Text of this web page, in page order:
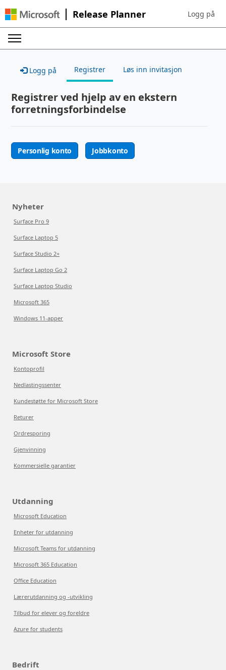
Release Planner Sign in to
Logg på
Logg på Registrer Løs inn invitasjon
Registrer ved hjelp av en ekstern
forretningsforbindelse
Personlig konto Jobbkonto
Nyheter
Surface Pro 9
Surface Laptop 5
Surface Studio 2+
Surface Laptop Go 2
Surface Laptop Studio
Microsoft 365
Windows 11-apper
Microsoft Store
Kontoprofil
Nedlastingssenter
Kundestøtte for Microsoft Store
Returer
Ordresporing
Gjenvinning
Kommersielle garantier
Utdanning
Microsoft Education
Enheter for utdanning
Microsoft Teams for utdanning
Microsoft 365 Education
Office Education
Lærerutdanning og -utvikling
Tilbud for elever og foreldre
Azure for students
Bedrift